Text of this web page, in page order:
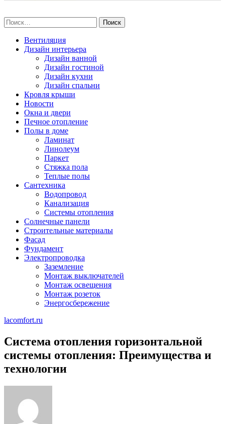
Найти:
Вентиляция
Дизайн интерьера
Дизайн ванной
Дизайн гостиной
Дизайн кухни
Дизайн спальни
Кровля крыши
Новости
Окна и двери
Печное отопление
Полы в доме
Ламинат
Линолеум
Паркет
Стяжка пола
Теплые полы
Сантехника
Водопровод
Канализация
Системы отопления
Солнечные панели
Строительные материалы
Фасад
Фундамент
Электропроводка
Заземление
Монтаж выключателей
Монтаж освещения
Монтаж розеток
Энергосбережение
lacomfort.ru
Система отопления горизонтальной
системы отопления: Преимущества и
технологии